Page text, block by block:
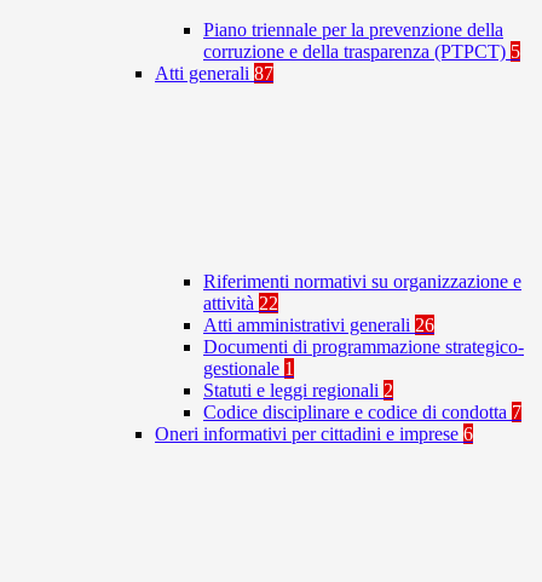
Piano triennale per la prevenzione della
corruzione e della trasparenza (PTPCT) 5
Atti generali 87
Riferimenti normativi su organizzazione e
attività 22
Atti amministrativi generali 26
Documenti di programmazione strategico-
gestionale 1
Statuti e leggi regionali 2
Codice disciplinare e codice di condotta 7
Oneri informativi per cittadini e imprese 6